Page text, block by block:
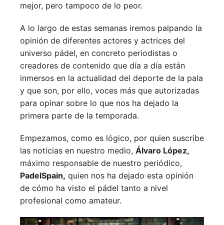
mejor, pero tampoco de lo peor.
A lo largo de estas semanas iremos palpando la
opinión de diferentes actores y actrices del
universo pádel, en concreto periodistas o
creadores de contenido que día a día están
inmersos en la actualidad del deporte de la pala
y que son, por ello, voces más que autorizadas
para opinar sobre lo que nos ha dejado la
primera parte de la temporada.
Empezamos, como es lógico, por quien suscribe
las noticias en nuestro medio, Álvaro López,
máximo responsable de nuestro periódico,
PadelSpain, quien nos ha dejado esta opinión
de cómo ha visto el pádel tanto a nivel
profesional como amateur.